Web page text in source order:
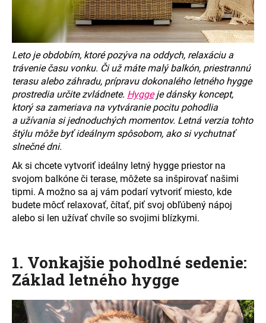
Leto je obdobím, ktoré pozýva na oddych, relaxáciu a
trávenie času vonku. Či už máte malý balkón, priestrannú
terasu alebo záhradu, prípravu dokonalého letného hygge
prostredia určite zvládnete. Hyggeje dánsky koncept,
ktorý sa zameriava na vytváranie pocitu pohodlia
a užívania si jednoduchých momentov. Letná verzia tohto
štýlu môže byť ideálnym spôsobom, ako si vychutnať
slnečné dni.
Ak si chcete vytvoriť ideálny letný hygge priestor na
svojom balkóne či terase, môžete sa inšpirovať našimi
tipmi. A možno sa aj vám podarí vytvoriť miesto, kde
budete môcť relaxovať, čítať, piť svoj obľúbený nápoj
alebo si len užívať chvíle so svojimi blízkymi.
1. Vonkajšie pohodlné sedenie:
Základ letného hygge
s
ť
?
HĽADAŤ
O
d
p
o
r
ú
m
e